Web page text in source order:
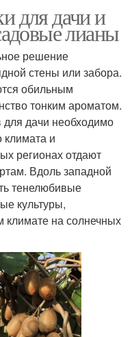
для дачи и
лианы
решение
стены или забора.
обильным
тонким ароматом.
дачи необходимо
климата и
регионах отдают
Вдоль западной
тенелюбивые
культуры,
климате на солнечных